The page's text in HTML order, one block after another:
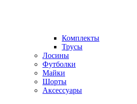
Комплекты
Трусы
Лосины
Футболки
Майки
Шорты
Аксессуары